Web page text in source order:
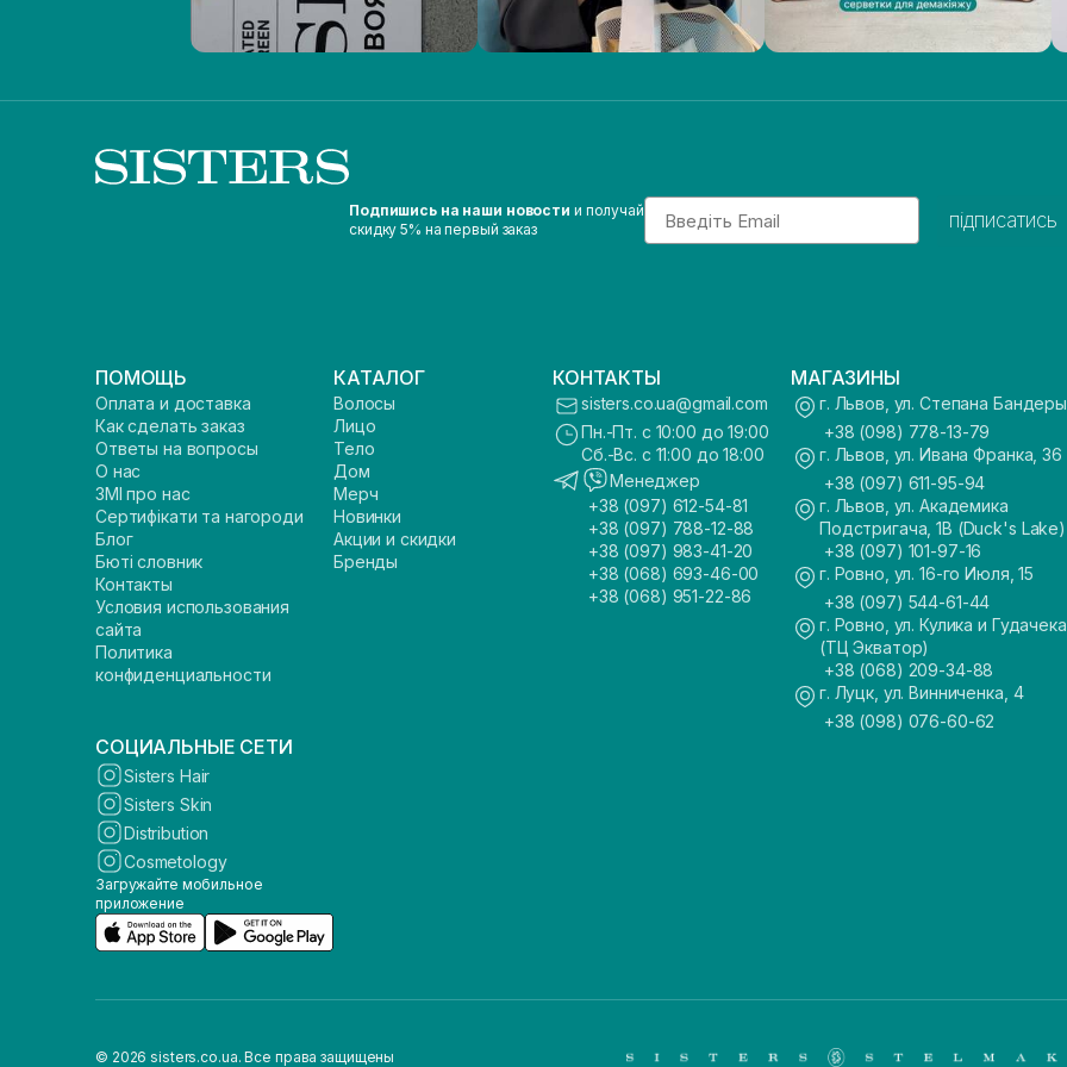
Подпишись на наши новости и получай
скидку 5% на первый заказ
Email
підписатись
ПОМОЩЬ
Оплата и доставка
Как сделать заказ
Ответы на вопросы
О нас
ЗМІ про нас
Сертифікати та нагороди
Блог
Бюті словник
Контакты
Условия использования
сайта
Политика
конфиденциальности
КАТАЛОГ
Волосы
Лицо
Тело
Дом
Мерч
Новинки
Акции и скидки
Бренды
КОНТАКТЫ
sisters.co.ua@gmail.com
Пн.-Пт. с 10:00 до 19:00
Сб.-Вс. с 11:00 до 18:00
Менеджер
+38 (097) 612-54-81
+38 (097) 788-12-88
+38 (097) 983-41-20
+38 (068) 693-46-00
+38 (068) 951-22-86
МАГАЗИНЫ
г. Львов, ул. Степана
+38 (098) 778-13-79
г. Львов, ул. Ивана Франка, 36
+38 (097) 611-95-94
г. Львов, ул. Академика
Подстригача, 1В (Duck's Lake)
+38 (097) 101-97-16
г. Ровно, ул. 16-го Июля, 15
+38 (097) 544-61-44
г. Ровно, ул. Кулика и
(ТЦ Экватор)
+38 (068) 209-34-88
г. Луцк, ул. Винниченка, 4
+38 (098) 076-60-62
СОЦИАЛЬНЫЕ СЕТИ
Sisters Hair
Sisters Skin
Distribution
Cosmetology
Загружайте мобильное
приложение
© 2026 sisters.co.ua. Все права защищены